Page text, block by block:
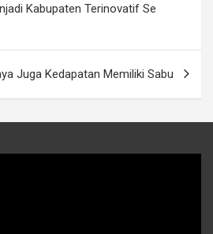
Kabupaten Terinovatif Se
Juga Kedapatan Memiliki Sabu